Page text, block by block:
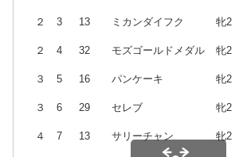
２ 3 13 ミカンダイフク 牝2
２ 4 32 モズゴールドメダル 牝2
３ 5 16 パンケーキ 牝2
３ 6 29 セレブ 牝2
４ 7 13 サリーチャン 牝2